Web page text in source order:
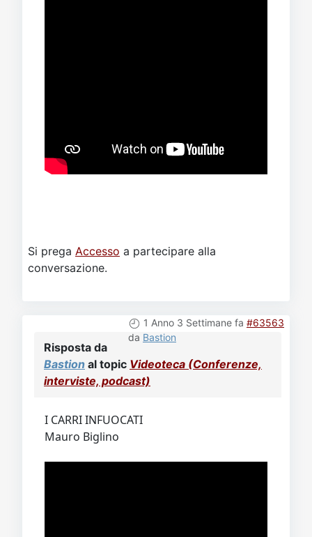
Si prega Accesso a partecipare alla
conversazione.
1 Anno 3 Settimane fa #63563
da Bastion
Risposta da
Bastion al topic Videoteca (Conferenze,
interviste, podcast)
I CARRI INFUOCATI
Mauro Biglino